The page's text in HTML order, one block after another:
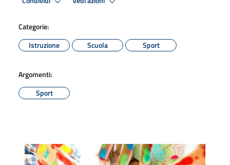
Categorie:
Istruzione
Scuola Sport
Argomenti:
Sport